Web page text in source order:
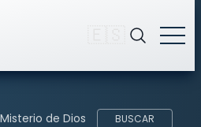
de Dios BUSCAR